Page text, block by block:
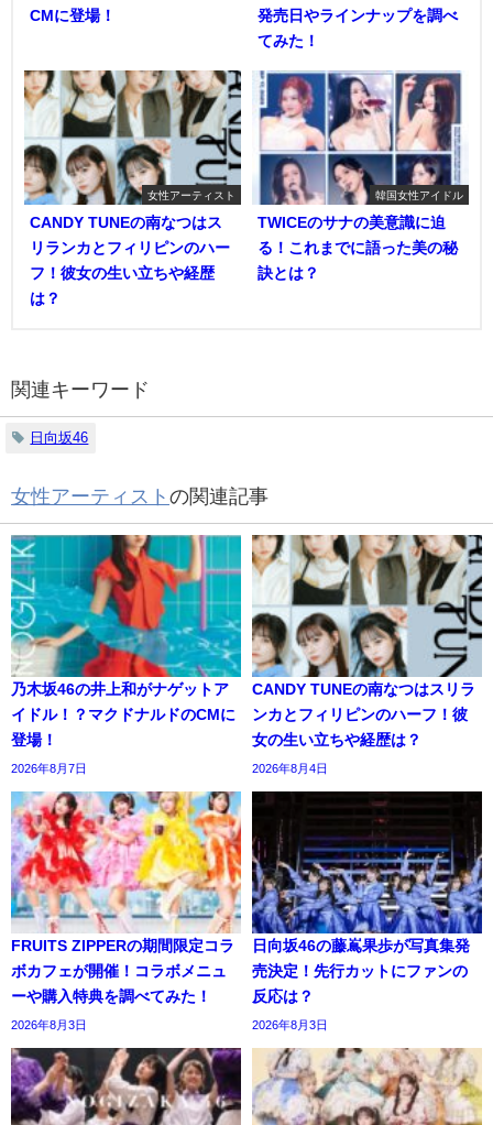
CMに登場！
発売日やラインナップを調べ
てみた！
女性アーティスト
CANDY TUNEの南なつはス
リランカとフィリピンのハー
フ！彼女の生い立ちや経歴
は？
韓国女性アイドル
TWICEのサナの美意識に迫
る！これまでに語った美の秘
訣とは？
関連キーワード
日向坂46
女性アーティスト の関連記事
乃木坂46の井上和がナゲットア
イドル！？マクドナルドのCMに
登場！
2026年8月7日
CANDY TUNEの南なつはスリラ
ンカとフィリピンのハーフ！彼
女の生い立ちや経歴は？
2026年8月4日
FRUITS ZIPPERの期間限定コラ
ボカフェが開催！コラボメニュ
ーや購入特典を調べてみた！
2026年8月3日
日向坂46の藤嶌果歩が写真集発
売決定！先行カットにファンの
反応は？
2026年8月3日